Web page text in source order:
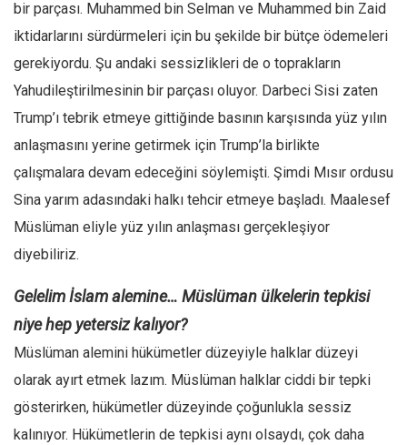
bir parçası. Muhammed bin Selman ve Muhammed bin Zaid
iktidarlarını sürdürmeleri için bu şekilde bir bütçe ödemeleri
gerekiyordu. Şu andaki sessizlikleri de o toprakların
Yahudileştirilmesinin bir parçası oluyor. Darbeci Sisi zaten
Trump’ı tebrik etmeye gittiğinde basının karşısında yüz yılın
anlaşmasını yerine getirmek için Trump’la birlikte
çalışmalara devam edeceğini söylemişti. Şimdi Mısır ordusu
Sina yarım adasındaki halkı tehcir etmeye başladı. Maalesef
Müslüman eliyle yüz yılın anlaşması gerçekleşiyor
diyebiliriz.
Gelelim İslam alemine… Müslüman ülkelerin tepkisi
niye hep yetersiz kalıyor?
Müslüman alemini hükümetler düzeyiyle halklar düzeyi
olarak ayırt etmek lazım. Müslüman halklar ciddi bir tepki
gösterirken, hükümetler düzeyinde çoğunlukla sessiz
kalınıyor. Hükümetlerin de tepkisi aynı olsaydı, çok daha